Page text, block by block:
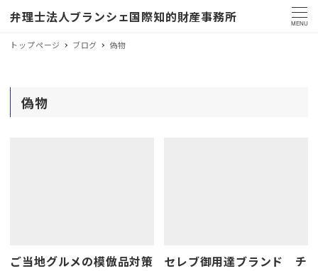
弁理士法人ブランシェ国際知的財産事務所 MENU
トップページ ブログ 偽物
偽物
ご当地グルメの模倣品対策
セレブ御用達ブランド チ